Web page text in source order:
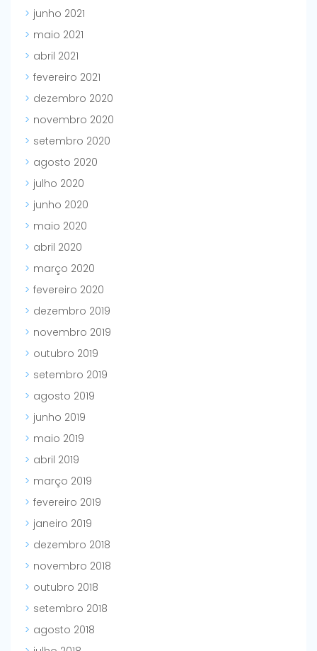
junho 2021
maio 2021
abril 2021
fevereiro 2021
dezembro 2020
novembro 2020
setembro 2020
agosto 2020
julho 2020
junho 2020
maio 2020
abril 2020
março 2020
fevereiro 2020
dezembro 2019
novembro 2019
outubro 2019
setembro 2019
agosto 2019
junho 2019
maio 2019
abril 2019
março 2019
fevereiro 2019
janeiro 2019
dezembro 2018
novembro 2018
outubro 2018
setembro 2018
agosto 2018